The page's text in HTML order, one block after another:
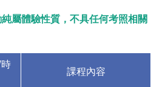
屬體驗性質，不具任何考照相關
課程內容